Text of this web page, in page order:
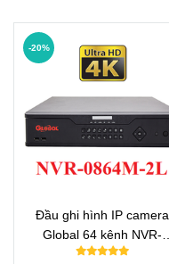
Đầu ghi hình IP camera
Global 64 kênh NVR-
0864M-2L
-20%